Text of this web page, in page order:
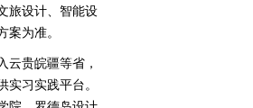
旅设计、智能设
为准。
贵皖疆等省，
习实践平台。